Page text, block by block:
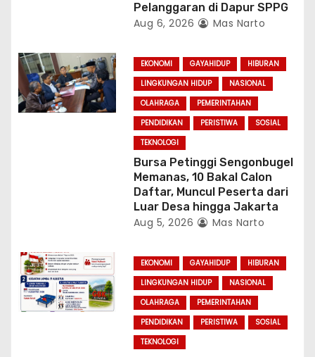
Pelanggaran di Dapur SPPG
Aug 6, 2026 Mas Narto
EKONOMI GAYAHIDUP
HIBURAN
LINGKUNGAN HIDUP
NASIONAL
OLAHRAGA
PEMERINTAHAN
PENDIDIKAN
PERISTIWA
SOSIAL
TEKNOLOGI
Bursa Petinggi Sengonbugel
Memanas, 10 Bakal Calon
Daftar, Muncul Peserta dari
Luar Desa hingga Jakarta
Aug 5, 2026 Mas Narto
EKONOMI GAYAHIDUP
HIBURAN
LINGKUNGAN HIDUP
NASIONAL
OLAHRAGA
PEMERINTAHAN
PENDIDIKAN
PERISTIWA
SOSIAL
TEKNOLOGI